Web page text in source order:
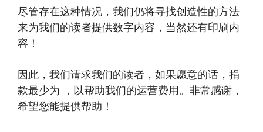
尽管存在这种情况，我们仍将寻找创造性的方法
来为我们的读者提供数字内容，当然还有印刷内
容！
因此，我们请求我们的读者，如果愿意的话，捐
款最少为 ，以帮助我们的运营费用。非常感谢，
希望您能提供帮助！